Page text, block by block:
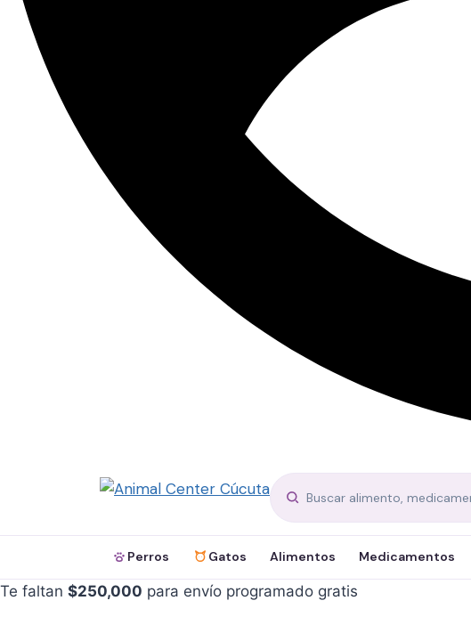
Perros Gatos Alimentos Medicamentos
Te faltan $250,000 para envío programado gratis